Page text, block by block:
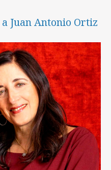
Juan Antonio Ortiz